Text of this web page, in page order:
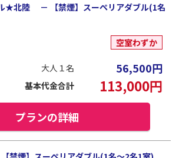
★北陸 － 【禁煙】スーペリアダブル(1名
空室わずか
大人１名 56,500円
基本代金合計 113,000円
プランの詳細